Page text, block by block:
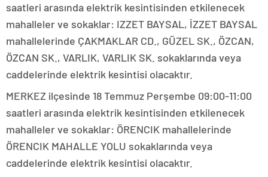
saatleri arasında elektrik kesintisinden etkilenecek
mahalleler ve sokaklar: IZZET BAYSAL, İZZET BAYSAL
mahallelerinde ÇAKMAKLAR CD., GÜZEL SK., ÖZCAN,
ÖZCAN SK., VARLIK, VARLIK SK. sokaklarında veya
caddelerinde elektrik kesintisi olacaktır.
MERKEZ ilçesinde 18 Temmuz Perşembe 09:00-11:00
saatleri arasında elektrik kesintisinden etkilenecek
mahalleler ve sokaklar: ÖRENCIK mahallelerinde
ÖRENCIK MAHALLE YOLU sokaklarında veya
caddelerinde elektrik kesintisi olacaktır.